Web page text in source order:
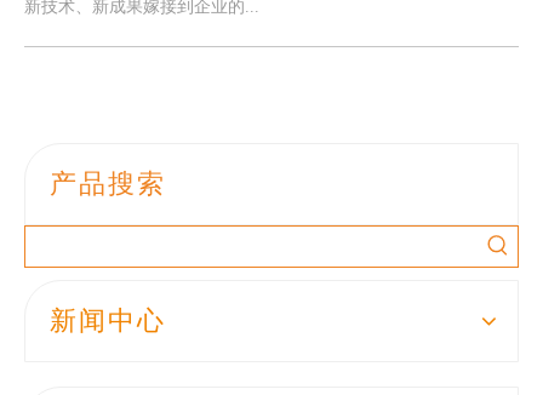
新技术、新成果嫁接到企业的...
产品搜索
新闻中心